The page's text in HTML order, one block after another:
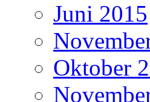
Juni 2015
Oktober